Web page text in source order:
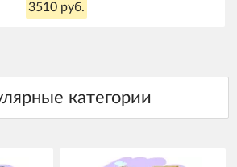
3510 руб.